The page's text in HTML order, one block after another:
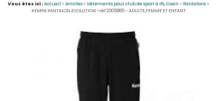
Vous êtes ici :Accueil > Articles > Vêtements pour club de sport à Ifs, Caen > Pantalons >
KEMPA PANTALON EVOLUTION -réf 2005885 - ADULTE,FEMME ET ENFANT